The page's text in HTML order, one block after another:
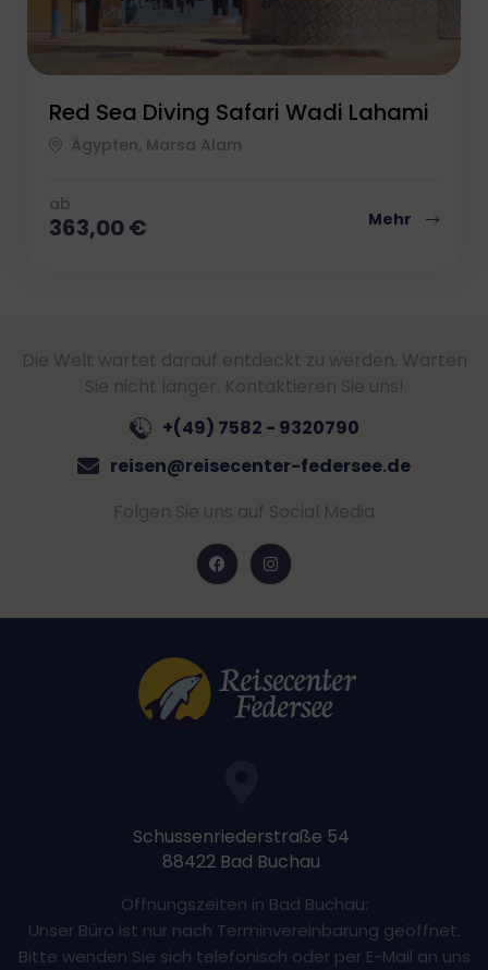
Red Sea Diving Safari Wadi Lahami
Ägypten, Marsa Alam
ab
363,00€ Mehr
Die Welt wartet darauf entdeckt zu werden. Warten
Sie nicht länger. Kontaktieren Sie uns!
+(49) 7582 - 9320790
reisen@reisecenter-federsee.de
Folgen Sie uns auf Social Media
Schussenriederstraße 54
88422 Bad Buchau
Öffnungszeiten in Bad Buchau:
Unser Büro ist nur nach Terminvereinbarung geöffnet.
Bitte wenden Sie sich telefonisch oder per E-Mail an uns